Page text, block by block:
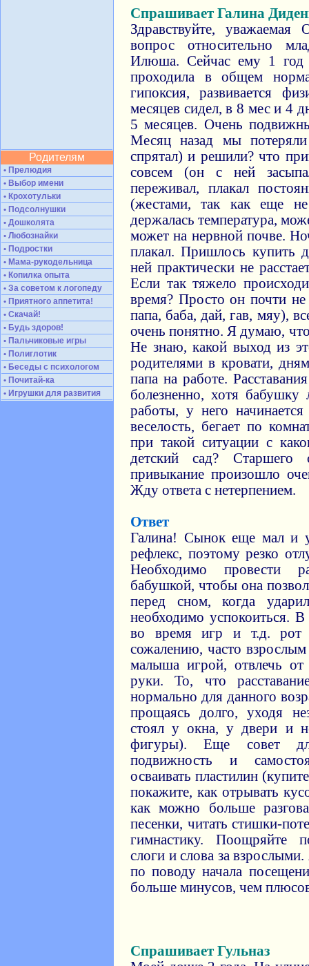
Родителям
• Прелюдия
• Выбор имени
• Крохотульки
• Подсолнушки
• Дошколята
• Любознайки
• Подростки
• Мама-рукодельница
• Копилка опыта
• За советом к логопеду
• Приятного аппетита!
• Скачай!
• Будь здоров!
• Пальчиковые игры
• Полиглотик
• Беседы с психологом
• Почитай-ка
• Игрушки для развития
Спрашивает Галина
Здравствуйте,
вопрос относительно
Илюша. Сейчас ему 1 год
проходила в общем
гипоксия, развивается
месяцев сидел, в 8 мес и 4
5 месяцев. Очень
Месяц назад мы
спрятал) и решили? что
совсем (он с ней
переживал, плакал
(жестами, так как еще
держалась температура,
может на нервной почве.
плакал. Пришлось купить
ней практически не
Если так тяжело
время? Просто он почти
папа, баба, дай, гав, мяу),
очень понятно. Я думаю,
Не знаю, какой выход из
родителями в кровати,
папа на работе.
болезненно, хотя
работы, у него
веселость, бегает по
при такой ситуации с
детский сад?
привыкание произошло
Жду ответа с нетерпением.
Ответ
Галина! Сынок еще мал и
рефлекс, поэтому резко
Необходимо провести
бабушкой, чтобы она
перед сном, когда
необходимо успокоиться.
во время игр и т.д. рот
сожалению, часто взрослым
малыша игрой, отвлечь
руки. То, что
нормально для данного
прощаясь долго, уходя
стоял у окна, у двери и
фигуры). Еще совет
подвижность и
осваивать пластилин
покажите, как отрывать
как можно больше
песенки, читать стишки-
гимнастику. Поощряйте
слоги и слова за
по поводу начала
больше минусов, чем
Спрашивает Гульназ